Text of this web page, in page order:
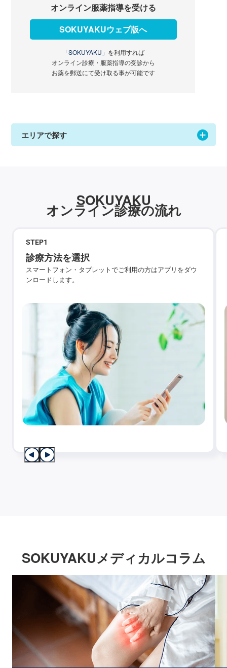
オンライン服薬指導を受ける
SOKUYAKUウェブ版へ
「SOKUYAKU」 を利用すれば
オンライン診療・服薬指導の受診から
お薬を郵送にて受け取る事が可能です
エリアで探す
SOKUYAKU
オンライン診療の流れ
STEP1
診療方法を選択
スマートフォン・タブレットでご利用の方はアプリをダウ
ンロードします。
SOKUYAKUメディカルコラム